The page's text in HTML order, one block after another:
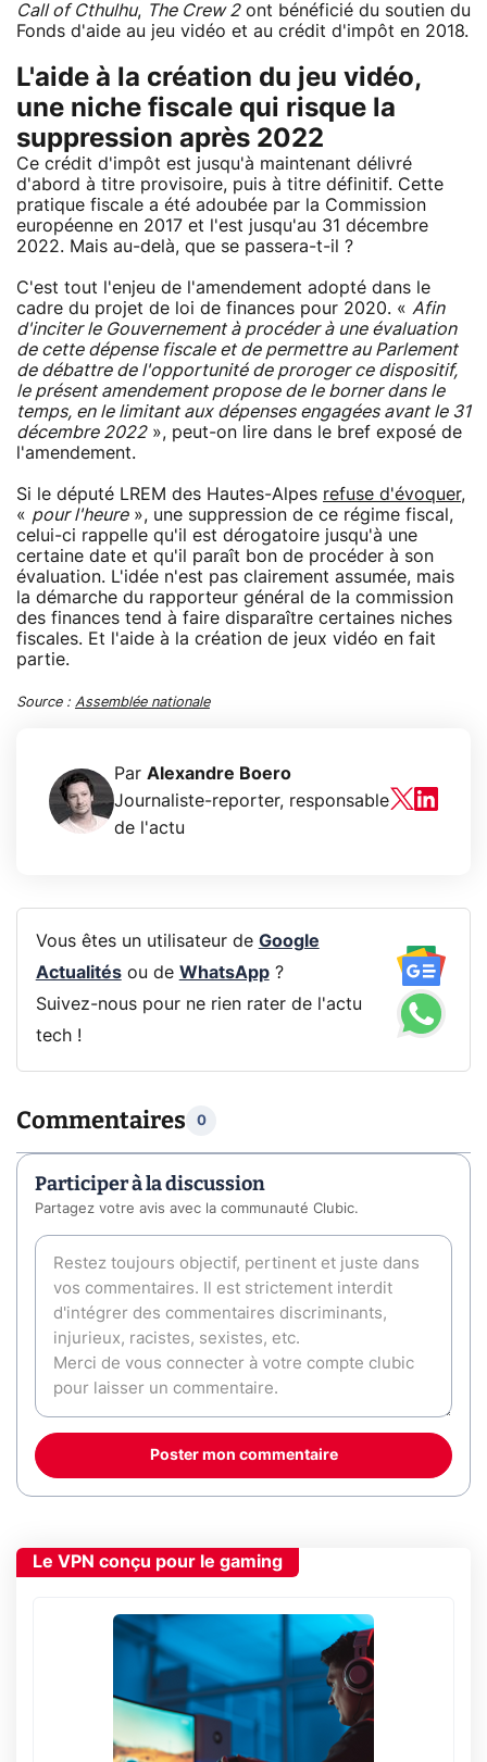
Call of Cthulhu, The Crew 2ont bénéficié du soutien du
Fonds d'aide au jeu vidéo et au crédit d'impôt en 2018.
L'aide à la création du jeu vidéo,
une niche fiscale qui risque la
suppression après 2022
Ce crédit d'impôt est jusqu'à maintenant délivré
d'abord à titre provisoire, puis à titre définitif. Cette
pratique fiscale a été adoubée par la Commission
européenne en 2017 et l'est jusqu'au 31 décembre
2022. Mais au-delà, que se passera-t-il ?
C'est tout l'enjeu de l'amendement adopté dans le
cadre du projet de loi de finances pour 2020. « Afin
d'inciter le Gouvernement à procéder à une évaluation
de cette dépense fiscale et de permettre au Parlement
de débattre de l'opportunité de proroger ce dispositif,
le présent amendement propose de le borner dans le
temps, en le limitant aux dépenses engagées avant le 31
décembre 2022», peut-on lire dans le bref exposé de
l'amendement.
Si le député LREM des Hautes-Alpes refuse d'évoquer,
« pour l'heure», une suppression de ce régime fiscal,
celui-ci rappelle qu'il est dérogatoire jusqu'à une
certaine date et qu'il paraît bon de procéder à son
évaluation. L'idée n'est pas clairement assumée, mais
la démarche du rapporteur général de la commission
des finances tend à faire disparaître certaines niches
fiscales. Et l'aide à la création de jeux vidéo en fait
partie.
Source : Assemblée nationale
Par Alexandre Boero
Journaliste-reporter, responsable
de l'actu
Vous êtes un utilisateur de Google
Actualitésou de WhatsApp?
Suivez-nous pour ne rien rater de l'actu
tech !
Commentaires 0
Participer à la discussion
Partagez votre avis avec la communauté Clubic.
Poster mon commentaire
Le VPN conçu pour le gaming